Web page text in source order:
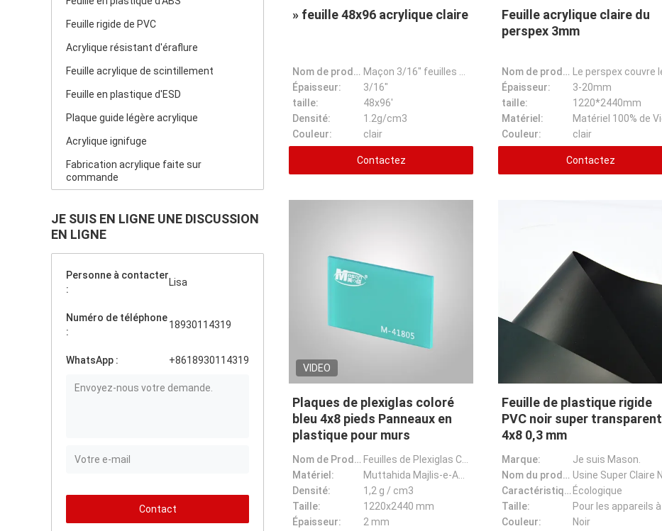
Feuille rigide de PVC
Acrylique résistant d'éraflure
Feuille acrylique de scintillement
Feuille en plastique d'ESD
Plaque guide légère acrylique
Acrylique ignifuge
Fabrication acrylique faite sur
commande
JE SUIS EN LIGNE UNE DISCUSSION
EN LIGNE
Personne à contacter
:
Lisa
Numéro de téléphone
:
18930114319
WhatsApp : +8618930114319
Contact
» feuille 48x96 acrylique claire
Nom de produit:
Épaisseur:
3/16"
taille:
48x96'
Densité:
1.2g/cm3
Couleur:
clair
Contactez
Feuille acrylique claire du
perspex 3mm
Nom de produit:
Épaisseur:
3-20mm
taille:
1220*2440mm
Matériel:
Couleur:
clair
Contactez
VIDEO
Plaques de plexiglas coloré
bleu 4x8 pieds Panneaux en
plastique pour murs
Nom de Prodcuct:
Matériel:
Densité:
1,2 g / cm3
Taille:
1220x2440 mm
Épaisseur:
2 mm
Feuille de plastique rigide
PVC noir super transparent
4x8 0,3 mm
Marque:
Je suis Mason.
Nom du produit:
Caractéristique: Écologique
Taille:
Couleur:
Noir